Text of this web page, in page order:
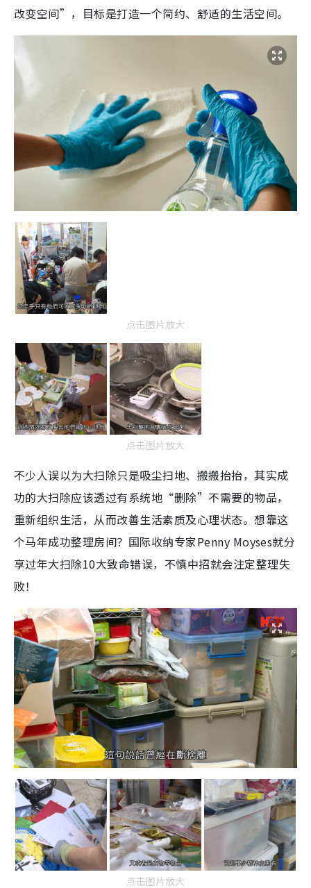
改变空间”，目标是打造一个简约、舒适的生活空间。
点击图片放大
点击图片放大
不少人误以为大扫除只是吸尘扫地、搬搬抬抬，其实成
功的大扫除应该透过有系统地“删除”不需要的物品，
重新组织生活，从而改善生活素质及心理状态。想靠这
个马年成功整理房间？国际收纳专家Penny Moyses就分
享过年大扫除10大致命错误，不慎中招就会注定整理失
败！
点击图片放大